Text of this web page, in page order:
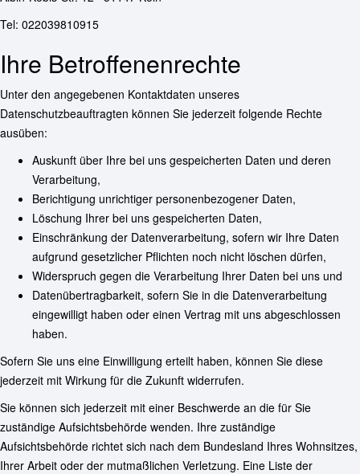
Tel: 022039810915
Ihre Betroffenenrechte
Unter den angegebenen Kontaktdaten unseres
Datenschutzbeauftragten können Sie jederzeit folgende Rechte
ausüben:
Auskunft über Ihre bei uns gespeicherten Daten und deren
Verarbeitung,
Berichtigung unrichtiger personenbezogener Daten,
Löschung Ihrer bei uns gespeicherten Daten,
Einschränkung der Datenverarbeitung, sofern wir Ihre Daten
aufgrund gesetzlicher Pflichten noch nicht löschen dürfen,
Widerspruch gegen die Verarbeitung Ihrer Daten bei uns und
Datenübertragbarkeit, sofern Sie in die Datenverarbeitung
eingewilligt haben oder einen Vertrag mit uns abgeschlossen
haben.
Sofern Sie uns eine Einwilligung erteilt haben, können Sie diese
jederzeit mit Wirkung für die Zukunft widerrufen.
Sie können sich jederzeit mit einer Beschwerde an die für Sie
zuständige Aufsichtsbehörde wenden. Ihre zuständige
Aufsichtsbehörde richtet sich nach dem Bundesland Ihres Wohnsitzes,
Ihrer Arbeit oder der mutmaßlichen Verletzung. Eine Liste der